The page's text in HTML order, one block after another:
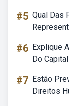
#5 Qual Das
#6 Explique
Do
#7 Estão
Direitos